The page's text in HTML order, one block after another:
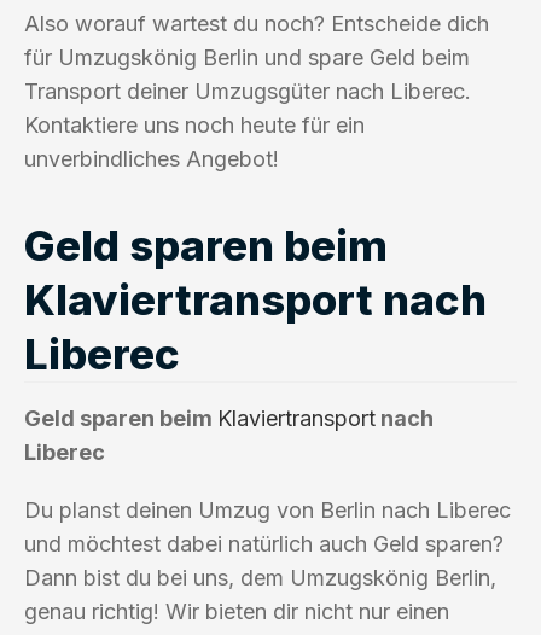
Also worauf wartest du noch? Entscheide dich
für Umzugskönig Berlin und spare Geld beim
Transport deiner Umzugsgüter nach Liberec.
Kontaktiere uns noch heute für ein
unverbindliches Angebot!
Geld sparen beim
Klaviertransport nach
Liberec
Geld sparen beim Klaviertransport nach
Liberec
Du planst deinen Umzug von Berlin nach Liberec
und möchtest dabei natürlich auch Geld sparen?
Dann bist du bei uns, dem Umzugskönig Berlin,
genau richtig! Wir bieten dir nicht nur einen